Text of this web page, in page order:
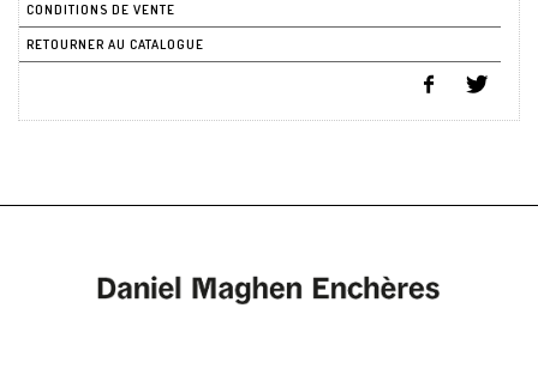
CONDITIONS DE VENTE
RETOURNER AU CATALOGUE